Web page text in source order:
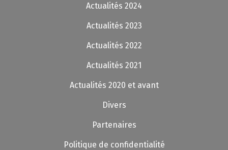
Actualités 2024
Actualités 2023
Actualités 2022
Actualités 2021
Actualités 2020 et avant
Divers
Partenaires
Politique de confidentialité